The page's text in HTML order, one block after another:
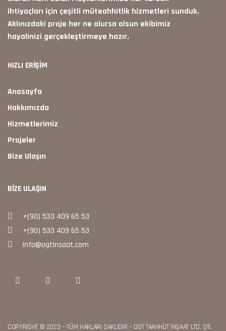
ihtiyaçları için çeşitli müteahhitlik hizmetleri sunduk.
Aklınızdaki proje her ne olursa olsun ekibimiz
hayalinizi gerçekleştirmeye hazır.
HIZLI ERİŞİM
Anasayfa
Hakkımızda
Hizmetlerimiz
Projeler
Bize Ulaşın
BIZE ULAŞIN
+(90) 533 409 65 53
+(90) 533 409 65 53
info@ogtinsaat.com
COPYRIGHT © 2023 – TÜM HAKLARI SAKLIDIR – OGT TAAHHÜT İNŞAAT LTD. ŞTİ.